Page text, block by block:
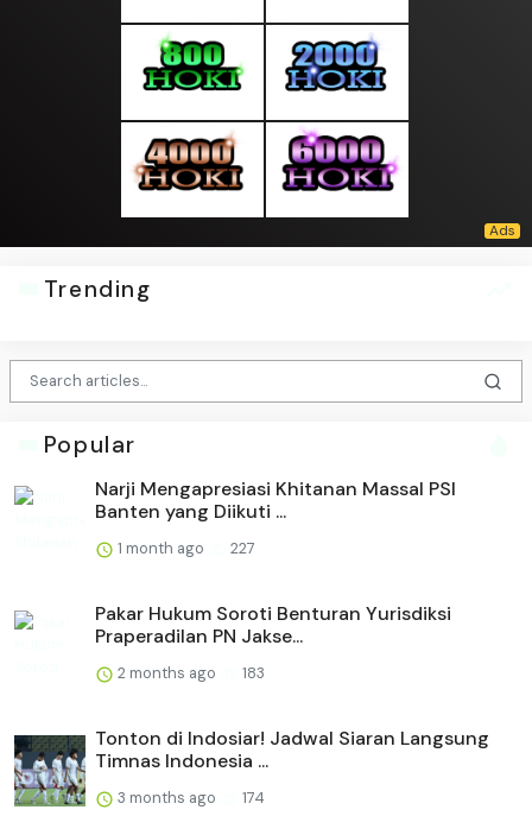
Trending
Popular
Narji Mengapresiasi Khitanan Massal PSI
Banten yang Diikuti ...
1 month ago 227
Pakar Hukum Soroti Benturan Yurisdiksi
Praperadilan PN Jakse...
2 months ago 183
Tonton di Indosiar! Jadwal Siaran Langsung
Timnas Indonesia ...
3 months ago 174